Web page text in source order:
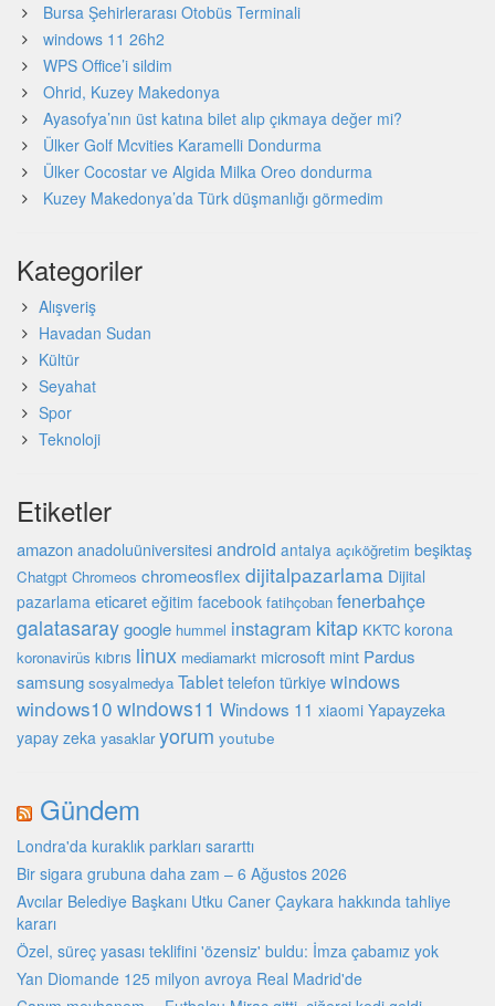
Bursa Şehirlerarası Otobüs Terminali
windows 11 26h2
WPS Office’i sildim
Ohrid, Kuzey Makedonya
Ayasofya’nın üst katına bilet alıp çıkmaya değer mi?
Ülker Golf Mcvities Karamelli Dondurma
Ülker Cocostar ve Algida Milka Oreo dondurma
Kuzey Makedonya’da Türk düşmanlığı görmedim
Kategoriler
Alışveriş
Havadan Sudan
Kültür
Seyahat
Spor
Teknoloji
Etiketler
amazon anadoluüniversitesi android antalya açıköğretim beşiktaş
Chatgpt Chromeos chromeosflex dijitalpazarlama Dijital
pazarlama eticaret eğitim facebook fatihçoban fenerbahçe
galatasaraygoogle hummel instagram kitap KKTC korona
koronavirüs kıbrıs linux mediamarkt microsoft mint Pardus
samsung sosyalmedya Tablet telefon türkiyewindows
windows10 windows11 Windows 11 xiaomi Yapayzeka
yapay zeka yasaklar yorum youtube
Gündem
Londra'da kuraklık parkları sararttı
Bir sigara grubuna daha zam – 6 Ağustos 2026
Avcılar Belediye Başkanı Utku Caner Çaykara hakkında tahliye
kararı
Özel, süreç yasası teklifini 'özensiz' buldu: İmza çabamız yok
Yan Diomande 125 milyon avroya Real Madrid'de